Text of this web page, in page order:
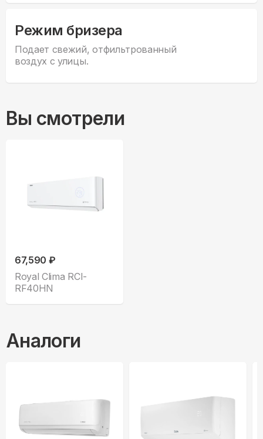
Режим бризера
Подает свежий, отфильтрованный
воздух с улицы.
Вы смотрели
67,590 ₽
Royal Clima RCI-
RF40HN
Аналоги